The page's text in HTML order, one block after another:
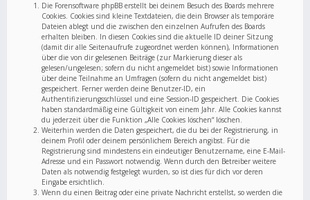
Die Forensoftware phpBB erstellt bei deinem Besuch des Boards mehrere
Cookies. Cookies sind kleine Textdateien, die dein Browser als temporäre
Dateien ablegt und die zwischen den einzelnen Aufrufen des Boards
erhalten bleiben. In diesen Cookies sind die aktuelle ID deiner Sitzung
(damit dir alle Seitenaufrufe zugeordnet werden können), Informationen
über die von dir gelesenen Beiträge (zur Markierung dieser als
gelesen/ungelesen; sofern du nicht angemeldet bist) sowie Informationen
über deine Teilnahme an Umfragen (sofern du nicht angemeldet bist)
gespeichert. Ferner werden deine Benutzer-ID, ein
Authentifizierungsschlüssel und eine Session-ID gespeichert. Die Cookies
haben standardmäßig eine Gültigkeit von einem Jahr. Alle Cookies kannst
du jederzeit über die Funktion „Alle Cookies löschen“ löschen.
Weiterhin werden die Daten gespeichert, die du bei der Registrierung, in
deinem Profil oder deinem persönlichem Bereich angibst. Für die
Registrierung sind mindestens ein eindeutiger Benutzername, eine E-Mail-
Adresse und ein Passwort notwendig. Wenn durch den Betreiber weitere
Daten als notwendig festgelegt wurden, so ist dies für dich vor deren
Eingabe ersichtlich.
Wenn du einen Beitrag oder eine private Nachricht erstellst, so werden die